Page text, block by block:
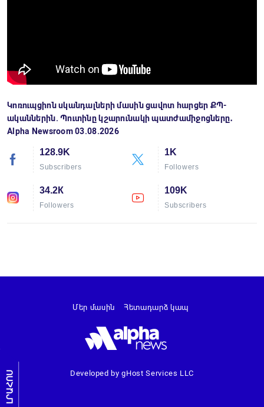
Կոռուպցիոն սկանդալների մասին ցավոտ հարցեր ՔՊ-
ականներին. Պուտինը կշարունակի պատժամիջոցները․
Alpha Newsroom 03.08.2026
128.9K
Subscribers
1K
Followers
34.2К
Followers
109K
Subscribers
ԼՐԱՀՈՍ Developed by gHost Services LLC
Մեր մասին Հետադարձ կապ